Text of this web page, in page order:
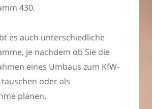
430.
es auch unterschiedliche
je nachdem ob Sie die
eines Umbaus zum KfW-
oder als
planen.